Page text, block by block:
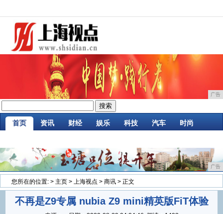
广告
首页 资讯 财经 娱乐 科技 汽车 时尚
广告
您所在的位置: > 主页 > 上海视点 > 商讯 > 正文
不再是Z9专属 nubia Z9 mini精英版FiT体验